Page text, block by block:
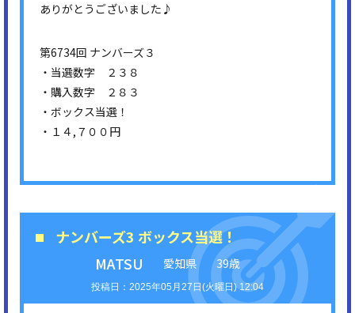
ありがとうございました♪
第6734回 ナンバーズ３
・当選数字 ２３８
・購入数字 ２８３
・ボックス当選！
・１４,７００円
ナンバーズ3 ボックス当選！
MATSU
愛知県 39歳
2025年05月27日(火曜日) 12:04